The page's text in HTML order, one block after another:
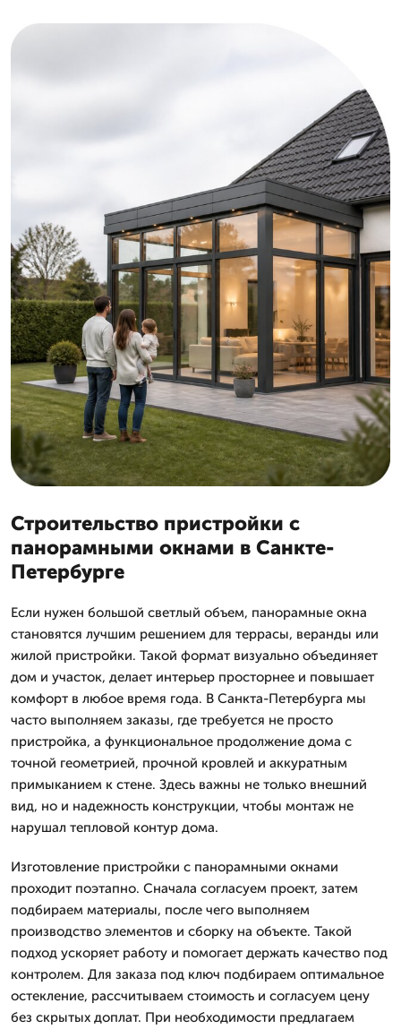
Строительство пристройки с
панорамными окнами в Санкте-
Петербурге
Если нужен большой светлый объем, панорамные окна
становятся лучшим решением для террасы, веранды или
жилой пристройки. Такой формат визуально объединяет
дом и участок, делает интерьер просторнее и повышает
комфорт в любое время года. В Санкта-Петербурга мы
часто выполняем заказы, где требуется не просто
пристройка, а функциональное продолжение дома с
точной геометрией, прочной кровлей и аккуратным
примыканием к стене. Здесь важны не только внешний
вид, но и надежность конструкции, чтобы монтаж не
нарушал тепловой контур дома.
Изготовление пристройки с панорамными окнами
проходит поэтапно. Сначала согласуем проект, затем
подбираем материалы, после чего выполняем
производство элементов и сборку на объекте. Такой
подход ускоряет работу и помогает держать качество под
контролем. Для заказа под ключ подбираем оптимальное
остекление, рассчитываем стоимость и согласуем цену
без скрытых доплат. При необходимости предлагаем